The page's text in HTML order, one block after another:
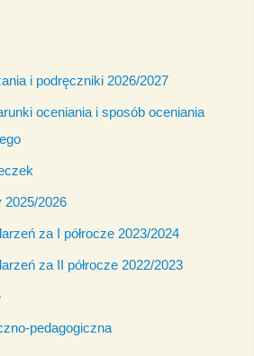
i podręczniki 2026/2027
oceniania i sposób oceniania
2026
za I półrocze 2023/2024
za II półrocze 2022/2023
pedagogiczna